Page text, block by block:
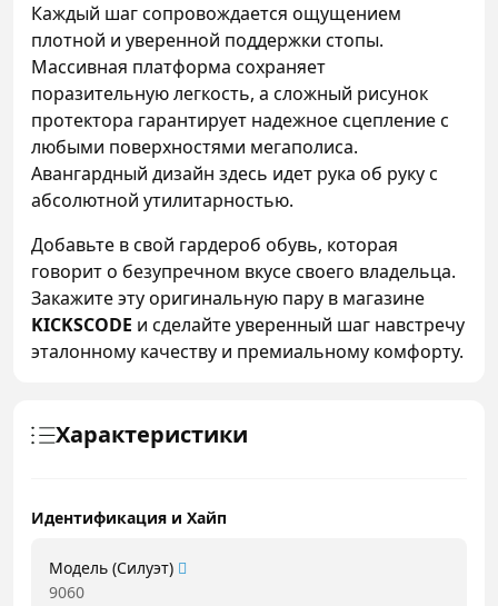
Каждый шаг сопровождается ощущением
плотной и уверенной поддержки стопы.
Массивная платформа сохраняет
поразительную легкость, а сложный рисунок
протектора гарантирует надежное сцепление с
любыми поверхностями мегаполиса.
Авангардный дизайн здесь идет рука об руку с
абсолютной утилитарностью.
Добавьте в свой гардероб обувь, которая
говорит о безупречном вкусе своего владельца.
Закажите эту оригинальную пару в магазине
KICKSCODE и сделайте уверенный шаг навстречу
эталонному качеству и премиальному комфорту.
Характеристики
Идентификация и Хайп
Модель (Силуэт)
9060